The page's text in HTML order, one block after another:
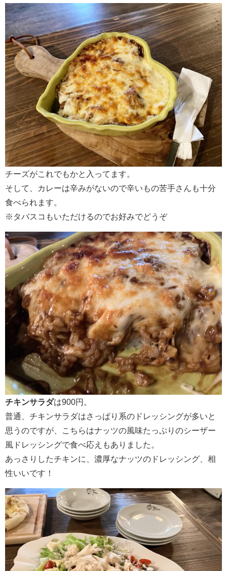
チーズがこれでもかと入ってます。
そして、カレーは辛みがないので辛いもの苦手さんも十分
食べられます。
※タバスコもいただけるのでお好みでどうぞ
チキンサラダは900円。
普通、チキンサラダはさっぱり系のドレッシングが多いと
思うのですが、こちらはナッツの風味たっぷりのシーザー
風ドレッシングで食べ応えもありました。
あっさりしたチキンに、濃厚なナッツのドレッシング、相
性いいです！